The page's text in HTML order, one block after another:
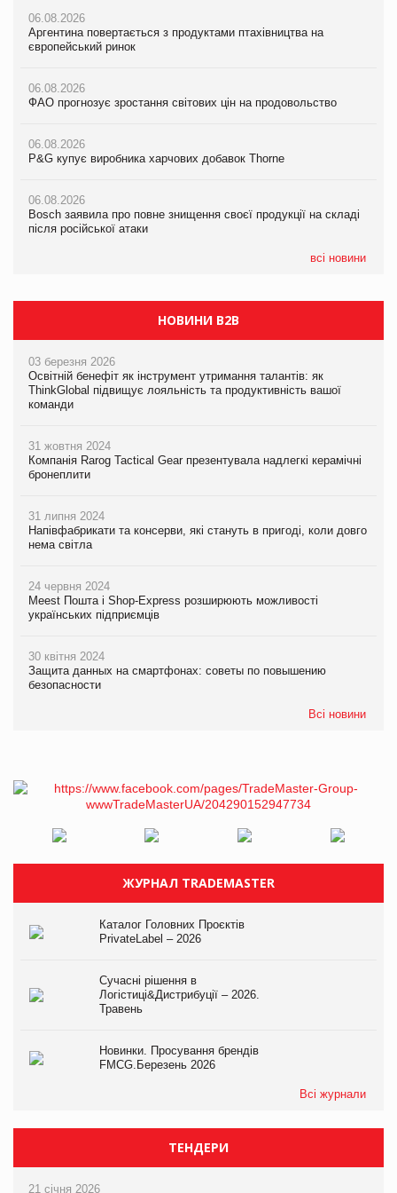
06.08.2026
Аргентина повертається з продуктами птахівництва на
європейський ринок
06.08.2026
ФАО прогнозує зростання світових цін на продовольство
06.08.2026
P&G купує виробника харчових добавок Thorne
06.08.2026
Bosch заявила про повне знищення своєї продукції на складі
після російської атаки
всі новини
06.08.2026
Аргентина повертається з продуктами птахівництва на
європейський ринок
06.08.2026
ФАО прогнозує зростання світових цін на продовольство
06.08.2026
P&G купує виробника харчових добавок Thorne
06.08.2026
Bosch заявила про повне знищення своєї продукції на складі
після російської атаки
06.08.2026
Аргентина повертається з продуктами птахівництва на
європейський ринок
06.08.2026
ФАО прогнозує зростання світових цін на продовольство
06.08.2026
P&G купує виробника харчових добавок Thorne
06.08.2026
Bosch заявила про повне знищення своєї продукції на складі
після російської атаки
НОВИНИ B2B
03 березня 2026
Освітній бенефіт як інструмент утримання талантів: як
ThinkGlobal підвищує лояльність та продуктивність вашої
команди
31 жовтня 2024
Компанія Rarog Tactical Gear презентувала надлегкі керамічні
бронеплити
31 липня 2024
Напівфабрикати та консерви, які стануть в пригоді, коли довго
нема світла
24 червня 2024
Meest Пошта і Shop-Express розширюють можливості
українських підприємців
30 квітня 2024
Защита данных на смартфонах: советы по повышению
безопасности
Всі новини
ЖУРНАЛ TRADEMASTER
Каталог Головних Проєктів
PrivateLabel – 2026
Сучасні рішення в
Логістиці&Дистрибуції – 2026.
Травень
Новинки. Просування брендів
FMCG.Березень 2026
Всі журнали
ТЕНДЕРИ
21 січня 2026